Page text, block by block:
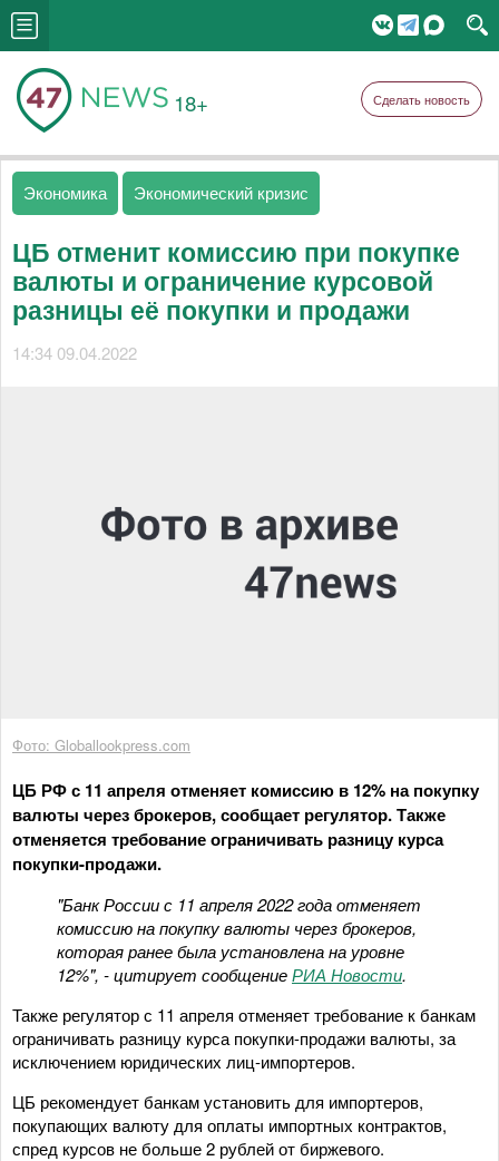
18+ Сделать новость
Экономика Экономический кризис
ЦБ отменит комиссию при покупке
валюты и ограничение курсовой
разницы её покупки и продажи
14:34 09.04.2022
Фото: Globallookpress.com
ЦБ РФ с 11 апреля отменяет комиссию в 12% на покупку
валюты через брокеров, сообщает регулятор. Также
отменяется требование ограничивать разницу курса
покупки-продажи.
"Банк России с 11 апреля 2022 года отменяет
комиссию на покупку валюты через брокеров,
которая ранее была установлена на уровне
12%", - цитирует сообщениеРИА Новости.
Также регулятор с 11 апреля отменяет требование к банкам
ограничивать разницу курса покупки-продажи валюты, за
исключением юридических лиц-импортеров.
ЦБ рекомендует банкам установить для импортеров,
покупающих валюту для оплаты импортных контрактов,
спред курсов не больше 2 рублей от биржевого.